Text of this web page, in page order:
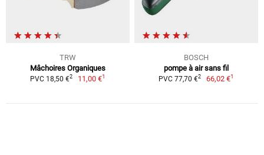
TRW
Mâchoires Organiques
PVC 18,50 €2 11,00 €1
BOSCH
pompe à air sans fil
PVC 77,70 €2 66,02 €1